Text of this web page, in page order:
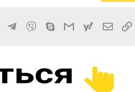
WhatsAppTelegram
Viber SkypeGmailyahoomail